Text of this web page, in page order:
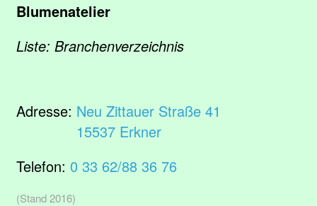
Blumenatelier
Liste: Branchenverzeichnis
Adresse: Neu Zittauer Straße 41
15537 Erkner
Telefon: 0 33 62/88 36 76
(Stand 2016)